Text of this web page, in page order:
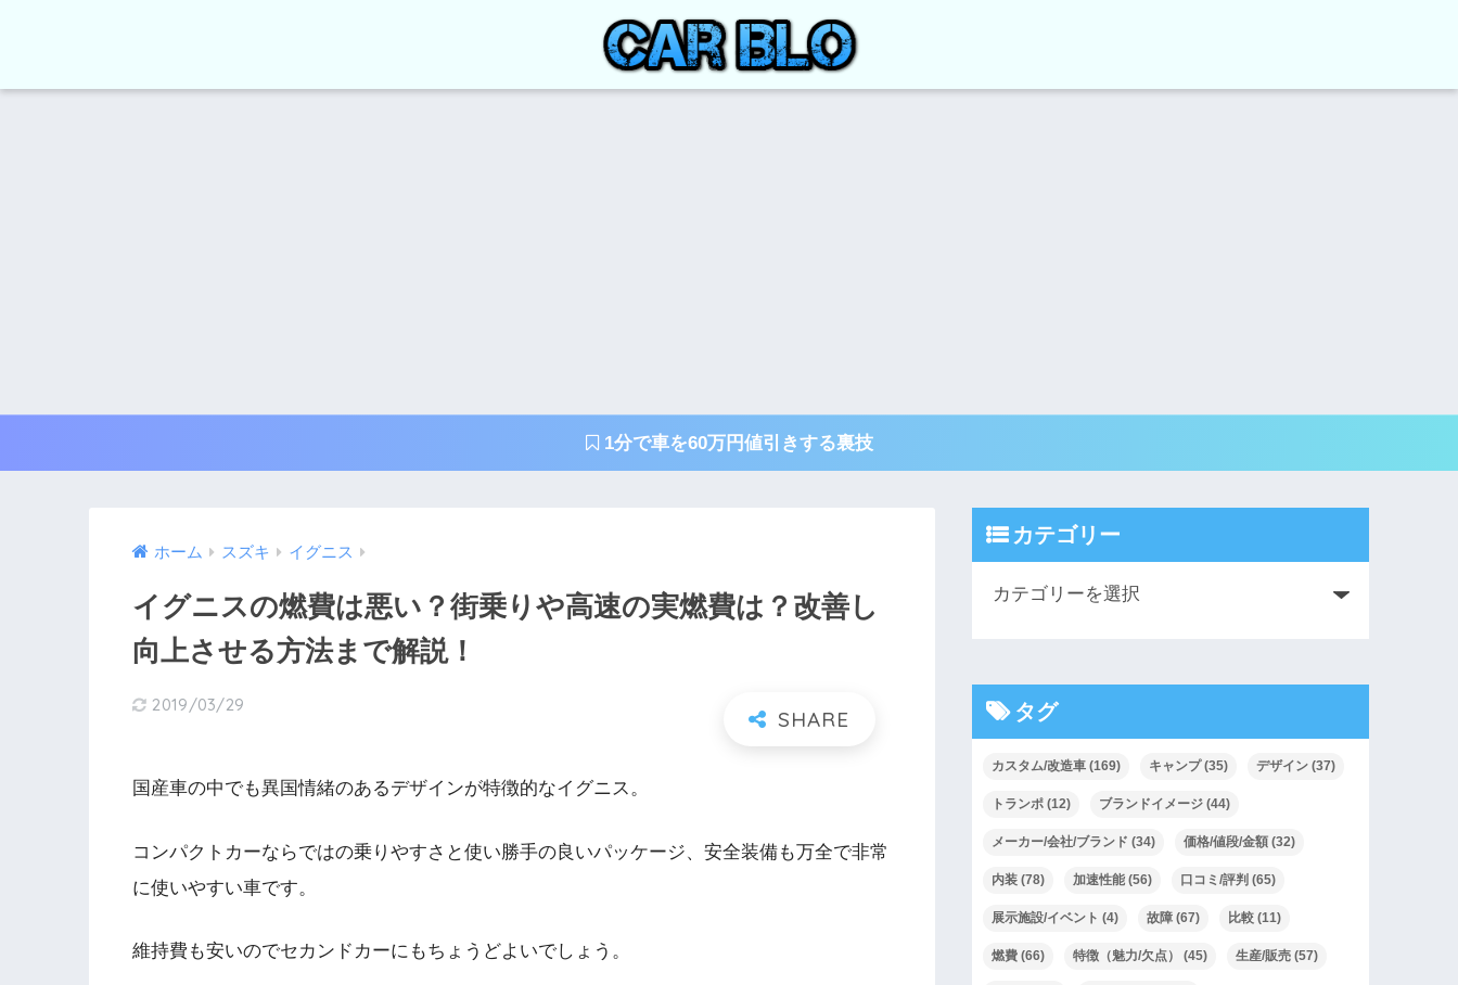
1分で車を60万円値引きする裏技
ホーム スズキ イグニス
イグニスの燃費は悪い？街乗りや高速の実燃費は？改善し
向上させる方法まで解説！
2019/03/29
国産車の中でも異国情緒のあるデザインが特徴的なイグニス。
コンパクトカーならではの乗りやすさと使い勝手の良いパッケージ、安全装備も万全で非常
に使いやすい車です。
維持費も安いのでセカンドカーにもちょうどよいでしょう。
カテゴリー
タグ
カスタム/改造車 (169) キャンプ(35) デザイン (37)
トランポ (12) ブランドイメージ (44)
メーカー/会社/ブランド (34) 価格/値段/金額 (32)
内装 (78) 加速性能 (56) 口コミ/評判 (65)
展示施設/イベント (4) 故障 (67) 比較 (11)
燃費 (66) 特徴（魅力/欠点） (45) 生産/販売 (57)